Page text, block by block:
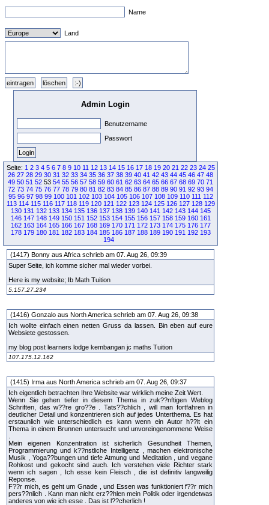
Name
Land
Admin Login
Benutzername
Passwort
Seite: 1 2 3 4 5 6 7 8 9 10 11 12 13 14 15 16 17 18 19 20 21 22 23 24 25
26 27 28 29 30 31 32 33 34 35 36 37 38 39 40 41 42 43 44 45 46 47 48
49 50 51 52 53 54 55 56 57 58 59 60 61 62 63 64 65 66 67 68 69 70 71
72 73 74 75 76 77 78 79 80 81 82 83 84 85 86 87 88 89 90 91 92 93 94
95 96 97 98 99 100 101 102 103 104 105 106 107 108 109 110 111 112
113 114 115 116 117 118 119 120 121 122 123 124 125 126 127 128 129
130 131 132 133 134 135 136 137 138 139 140 141 142 143 144 145
146 147 148 149 150 151 152 153 154 155 156 157 158 159 160 161
162 163 164 165 166 167 168 169 170 171 172 173 174 175 176 177
178 179 180 181 182 183 184 185 186 187 188 189 190 191 192 193
194
(1417) Bonny aus Africa schrieb am 07. Aug 26, 09:39
Super Seite, ich komme sicher mal wieder vorbei.
Here is my website; Ib Math Tuition
5.157.27.234
(1416) Gonzalo aus North America schrieb am 07. Aug 26, 09:38
Ich wollte einfach einen netten Gruss da lassen. Bin eben auf eure
Websiete gestossen.
my blog post learners lodge kembangan jc maths Tuition
107.175.12.162
(1415) Irma aus North America schrieb am 07. Aug 26, 09:37
Ich eigentlich betrachten Ihre Website war wirklich meine Zeit Wert.
Wenn Sie gehen tiefer in diesem Thema in zuk??nftigen Weblog
Schriften, das w??re gro??e . Tats??chlich , will man fortfahren in
deutlicher Detail und konzentrieren sich auf jedes Unterthema. Es hat
erstaunlich wie unterschiedlich es kann wenn ein Autor h??lt ein
Thema in einem Brunnen untersucht und unvoreingenommene Weise
Mein eigenen Konzentration ist sicherlich Gesundheit Themen,
Programmierung und k??nstliche Intelligenz , machen elektronische
Musik , Yoga??bungen und tiefe Atmung und Meditation , und vegane
Rohkost und gekocht sind auch. Ich verstehen viele Richter stark
wenn ich sagen , Ich esse kein Fleisch , die ist definitiv langweilig
Reponse.
F??r mich, es geht um Gnade , und Essen was funktioniert f??r mich
pers??nlich . Kann man nicht erz??hlen mein Politik oder irgendetwas
anderes von wie ich esse . Das ist l??cherlich !